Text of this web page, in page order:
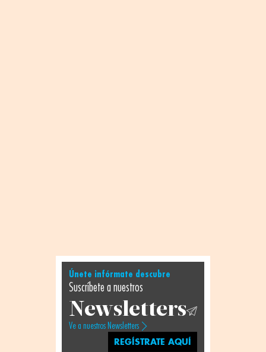
Únete infórmate descubre
Suscríbete a nuestros
Newsletters
Ve a nuestros Newsletters
REGÍSTRATE AQUÍ